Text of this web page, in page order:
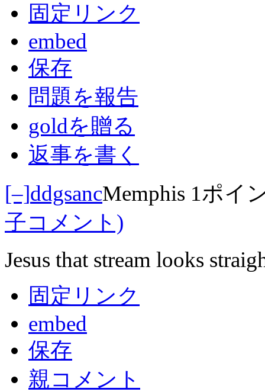
固定リンク
embed
保存
問題を報告
goldを贈る
返事を書く
[–]ddgsancMemphis 1ポイ
子コメント)
Jesus that stream looks
固定リンク
embed
保存
親コメント